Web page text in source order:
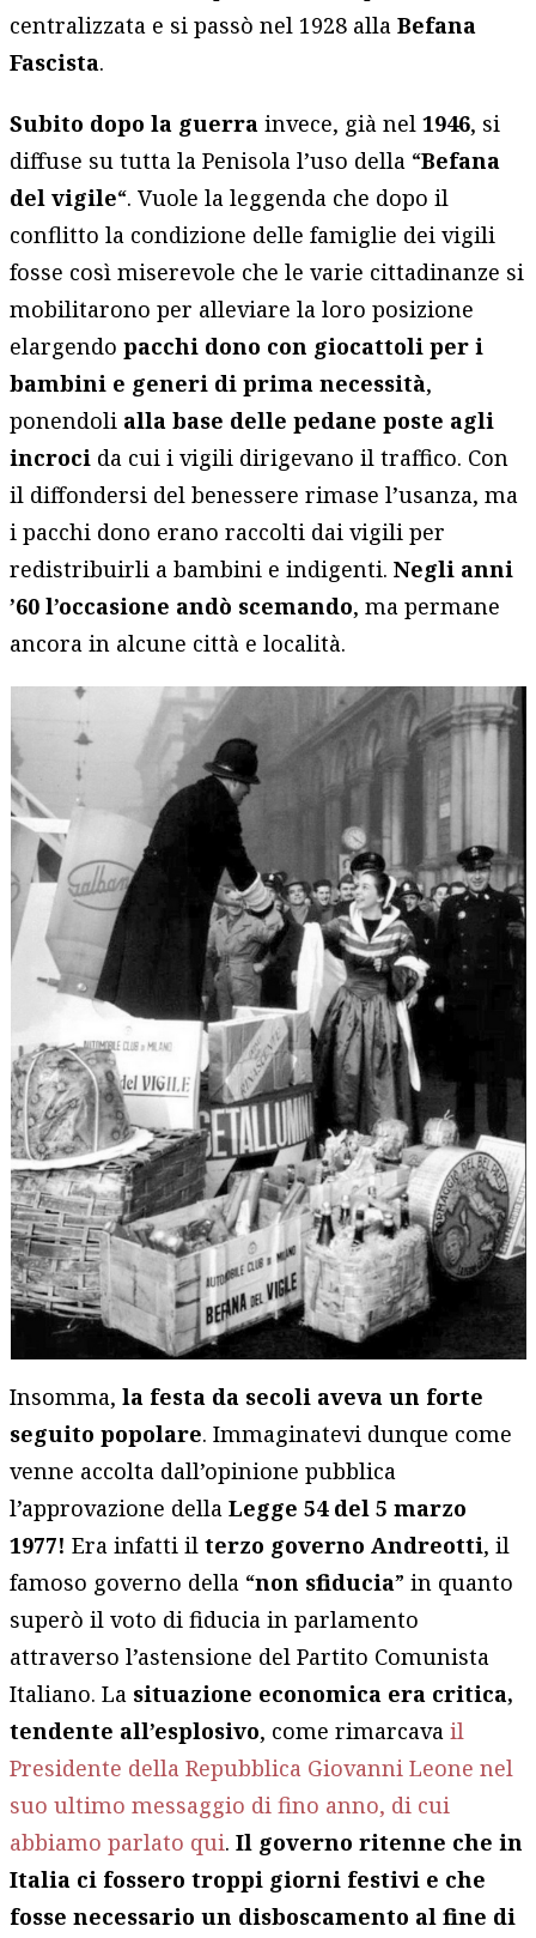
centralizzata e si passò nel 1928 allaBefana
Fascista.
Subito dopo la guerra invece, già nel1946, si
diffuse su tutta la Penisola l’uso della “Befana
del vigile“. Vuole la leggenda che dopo il
conflitto la condizione delle famiglie dei vigili
fosse così miserevole che le varie cittadinanze si
mobilitarono per alleviare la loro posizione
elargendo pacchi dono con giocattoli per i
bambini e generi di prima necessità,
ponendoli alla base delle pedane poste agli
incroci da cui i vigili dirigevano il traffico. Con
il diffondersi del benessere rimase l’usanza, ma
i pacchi dono erano raccolti dai vigili per
redistribuirli a bambini e indigenti.Negli anni
’60 l’occasione andò scemando, ma permane
ancora in alcune città e località.
Insomma,la festa da secoli aveva un forte
seguito popolare. Immaginatevi dunque come
venne accolta dall’opinione pubblica
l’approvazione dellaLegge 54 del 5 marzo
1977! Era infatti ilterzo governo Andreotti, il
famoso governo della “non sfiducia” in quanto
superò il voto di fiducia in parlamento
attraverso l’astensione del Partito Comunista
Italiano. La situazione economica era critica,
tendente all’esplosivo, come rimarcavail
Presidente della Repubblica Giovanni Leone nel
suo ultimo messaggio di fino anno, di cui
abbiamo parlato qui.Il governo ritenne che in
Italia ci fossero troppi giorni festivi e che
fosse necessario un disboscamento al fine di